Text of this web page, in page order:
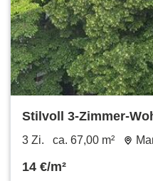
Stilvoll 3-Zimmer-
3 Zi. ca. 67,00 m²
14 €/m²